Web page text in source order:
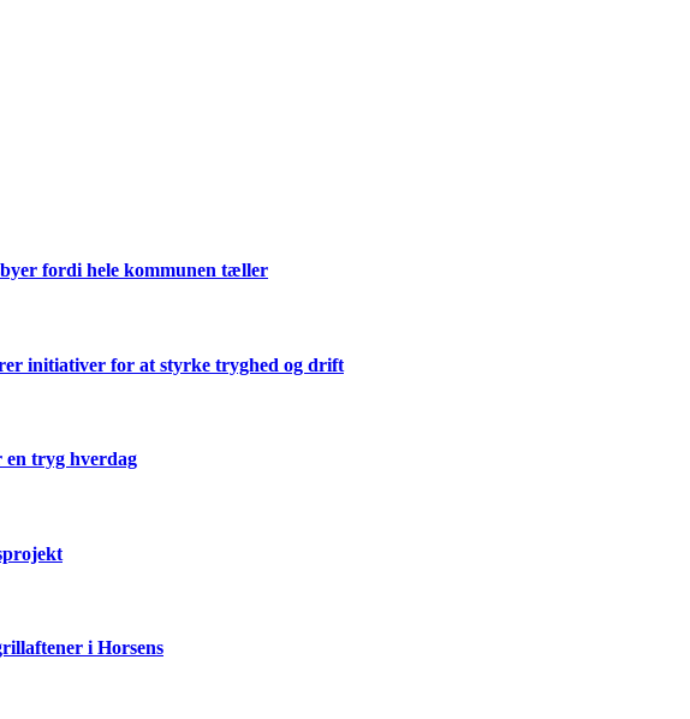
fordi hele kommunen tæller
initiativer for at styrke tryghed og drift
en tryg hverdag
i Horsens